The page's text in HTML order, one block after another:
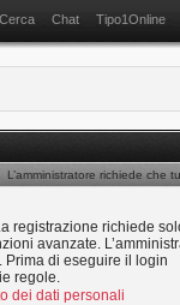
Cerca Chat Tipo1Online
L’amministratore richiede che
registrazione richiede
avanzate.
di eseguire il login
regole.
dei dati personali